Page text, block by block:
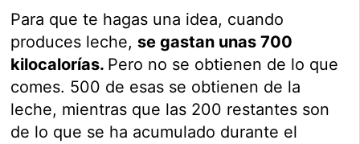
Para que te hagas una idea, cuando
produces leche, se gastan unas 700
kilocalorías. Pero no se obtienen de lo que
comes. 500 de esas se obtienen de la
leche, mientras que las 200 restantes son
de lo que se ha acumulado durante el